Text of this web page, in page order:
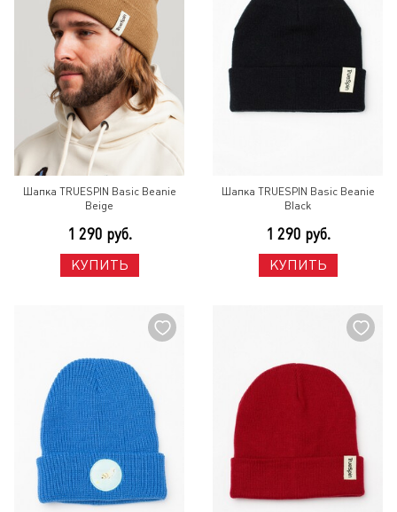
Шапка TRUESPIN Basic Beanie
Beige
1 290 руб.
КУПИТЬ
Шапка TRUESPIN Basic Beanie
Black
1 290 руб.
КУПИТЬ